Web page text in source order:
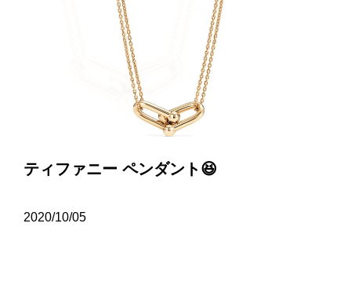
ティファニー ペンダント😆
2020/10/05